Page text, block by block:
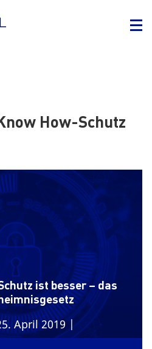
How-Schutz
ist besser – das
April 2019|